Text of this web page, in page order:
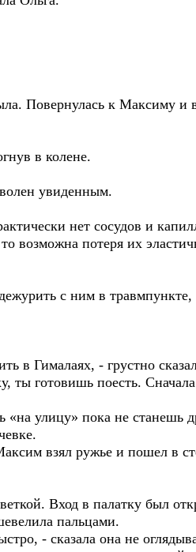
Повернулась к Максиму и
в колене.
увиденным.
нет сосудов и
возможна потеря их
с ним в
в Гималаях, - грустно
ты готовишь поесть.
улицу» пока не станешь
взял ружье и пошел в
Вход в палатку был
пальцами.
- сказала она не